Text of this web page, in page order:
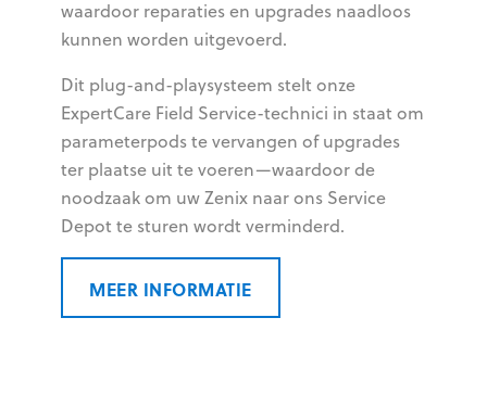
waardoor reparaties en upgrades naadloos
kunnen worden uitgevoerd.
Dit plug-and-playsysteem stelt onze
ExpertCare Field Service-technici in staat om
parameterpods te vervangen of upgrades
ter plaatse uit te voeren—waardoor de
noodzaak om uw Zenix naar ons Service
Depot te sturen wordt verminderd.
MEER INFORMATIE